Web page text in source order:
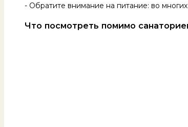
- Обратите внимание на питание: во
Что посмотреть помимо